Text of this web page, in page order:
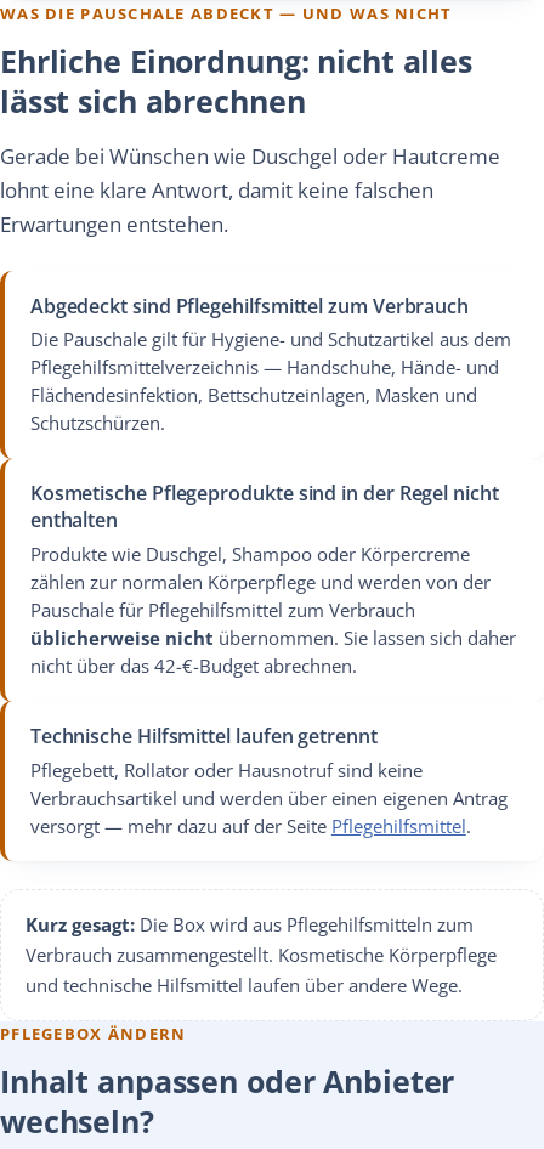
WAS DIE PAUSCHALE ABDECKT — UND WAS NICHT
Ehrliche Einordnung: nicht alles
lässt sich abrechnen
Gerade bei Wünschen wie Duschgel oder Hautcreme
lohnt eine klare Antwort, damit keine falschen
Erwartungen entstehen.
Abgedeckt sind Pflegehilfsmittel zum Verbrauch
Die Pauschale gilt für Hygiene- und Schutzartikel aus dem
Pflegehilfsmittelverzeichnis — Handschuhe, Hände- und
Flächendesinfektion, Bettschutzeinlagen, Masken und
Schutzschürzen.
Kosmetische Pflegeprodukte sind in der Regel nicht
enthalten
Produkte wie Duschgel, Shampoo oder Körpercreme
zählen zur normalen Körperpflege und werden von der
Pauschale für Pflegehilfsmittel zum Verbrauch
üblicherweise nicht übernommen. Sie lassen sich daher
nicht über das 42-€-Budget abrechnen.
Technische Hilfsmittel laufen getrennt
Pflegebett, Rollator oder Hausnotruf sind keine
Verbrauchsartikel und werden über einen eigenen Antrag
versorgt — mehr dazu auf der Seite Pflegehilfsmittel.
Kurz gesagt: Die Box wird aus Pflegehilfsmitteln zum
Verbrauch zusammengestellt. Kosmetische Körperpflege
und technische Hilfsmittel laufen über andere Wege.
PFLEGEBOX ÄNDERN
Inhalt anpassen oder Anbieter
wechseln?